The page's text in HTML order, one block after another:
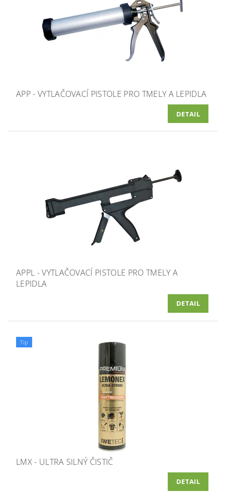
APP - VYTLAČOVACÍ PISTOLE PRO TMELY A LEPIDLA
DETAIL
APPL - VYTLAČOVACÍ PISTOLE PRO TMELY A
LEPIDLA
DETAIL
Tip
LMX - ULTRA SILNÝ ČISTIČ
DETAIL